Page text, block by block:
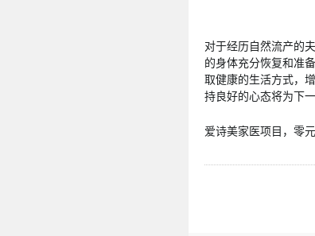
对于经历自然流产的
的身体充分恢复和准
取健康的生活方式，
持良好的心态将为下
爱诗美家医项目，零